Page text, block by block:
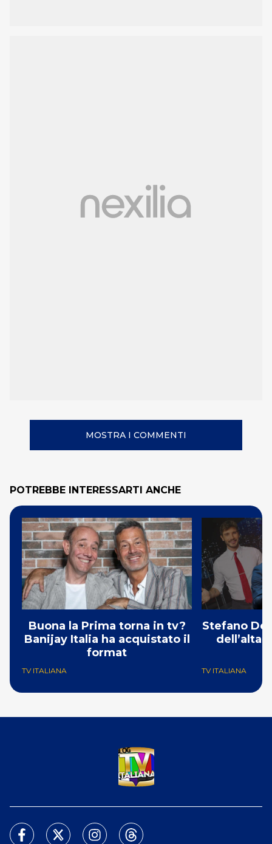
MOSTRA I COMMENTI
POTREBBE INTERESSARTI ANCHE
Buona la Prima torna in tv?
Banijay Italia ha acquistato il
format
TV ITALIANA
Stefano
TV ITALIANA